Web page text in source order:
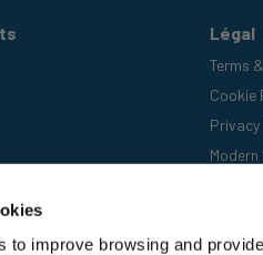
to improve browsing and
Légal
Terms
Cookie